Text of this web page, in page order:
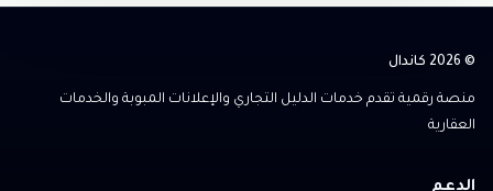
© 2026 كاندال
منصة رقمية تقدم خدمات الدليل التجاري والإعلانات المبوبة والخدمات
العقارية